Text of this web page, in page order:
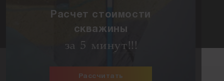
Расчет стоимости
скважины
за 5 минут!!!
Рассчитать